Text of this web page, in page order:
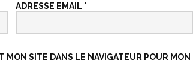
ADRESSE EMAIL *
SITE DANS LE NAVIGATEUR POUR MON